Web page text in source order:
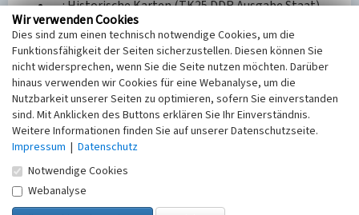
—: Historische Karten (TK25 DDR Ausgabe Staat).
2022.
—: WebAtlasSN. 2022.
Sächsische Landesbibliothek – Staats- und
Universitätsbibliothek / Deutsche Fotothek:
Messtischblatt 89: Hirschfelde, 1915. 2023.
—: Messtischblatt 89: Hirschfelde, 1935. 2023.
—: Messtischblatt 89/90: Hirschfelde und Weigsdorf,
1906. 2023.
US Geological Survey: Declassified Satellite Imagery
3 (1978). 2013.
R. Franzke, Betriebsgeschichte Kraftwerk
Wir verwenden Cookies
Dies sind zum einen technisch notwendige Cookies, um die
Funktionsfähigkeit der Seiten sicherzustellen. Diesen können Sie
nicht widersprechen, wenn Sie die Seite nutzen möchten. Darüber
hinaus verwenden wir Cookies für eine Webanalyse, um die
Nutzbarkeit unserer Seiten zu optimieren, sofern Sie einverstanden
sind. Mit Anklicken des Buttons erklären Sie Ihr Einverständnis.
Weitere Informationen finden Sie auf unserer Datenschutzseite.
Impressum | Datenschutz
Notwendige Cookies
Webanalyse